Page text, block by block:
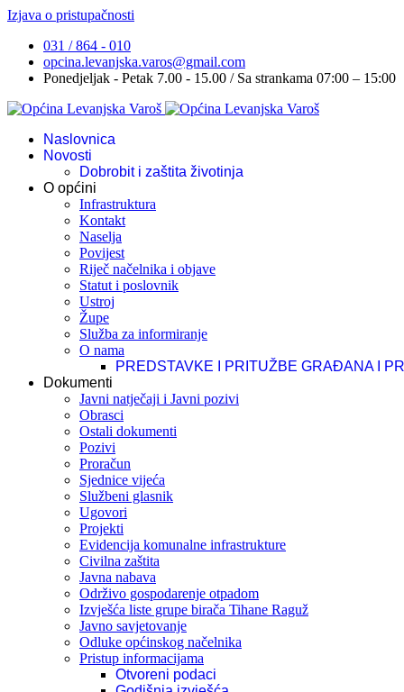
Izjava o pristupačnosti
031 / 864 - 010
opcina.levanjska.varos@gmail.com
Ponedjeljak - Petak 7.00 - 15.00 / Sa strankama 07:00 – 15:00
Naslovnica
Novosti
Dobrobit i zaštita životinja
O općini
Infrastruktura
Kontakt
Naselja
Povijest
Riječ načelnika i objave
Statut i poslovnik
Ustroj
Župe
Služba za informiranje
O nama
PREDSTAVKE I PRITUŽBE GRAĐANA I
Dokumenti
Javni natječaji i Javni pozivi
Obrasci
Ostali dokumenti
Pozivi
Proračun
Sjednice vijeća
Službeni glasnik
Ugovori
Projekti
Evidencija komunalne infrastrukture
Civilna zaštita
Javna nabava
Održivo gospodarenje otpadom
Izvješća liste grupe birača Tihane Raguž
Javno savjetovanje
Odluke općinskog načelnika
Pristup informacijama
Otvoreni podaci